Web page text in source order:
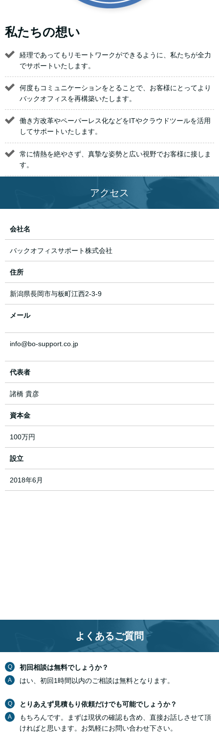
私たちの想い
経理であってもリモートワークができるように、私たちが全力
でサポートいたします。
何度もコミュニケーションをとることで、お客様にとってより
バックオフィスを再構築いたします。
働き方改革やペーパーレス化などをITやクラウドツールを活用
してサポートいたします。
常に情熱を絶やさず、真摯な姿勢と広い視野でお客様に接しま
す。
アクセス
会社名
バックオフィスサポート株式会社
住所
新潟県長岡市与板町江西2-3-9
メール
info@bo-support.co.jp
代表者
諸橋 貴彦
資本金
100万円
設立
2018年6月
よくあるご質問
Q 初回相談は無料でしょうか？
A はい、初回1時間以内のご相談は無料となります。
Q とりあえず見積もり依頼だけでも可能でしょうか？
A
もちろんです。まずは現状の確認も含め、直接お話しさせて頂
ければと思います。お気軽にお問い合わせ下さい。